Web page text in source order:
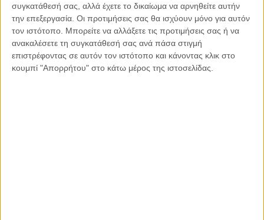
συγκατάθεσή σας, αλλά έχετε το δικαίωμα να αρνηθείτε αυτήν
την επεξεργασία. Οι προτιμήσεις σας θα ισχύουν μόνο για αυτόν
τον ιστότοπο. Μπορείτε να αλλάξετε τις προτιμήσεις σας ή να
ανακαλέσετε τη συγκατάθεσή σας ανά πάσα στιγμή
επιστρέφοντας σε αυτόν τον ιστότοπο και κάνοντας κλικ στο
κουμπί "Απορρήτου" στο κάτω μέρος της ιστοσελίδας.
Γιάννης Πανούσης
Μικροδιάβολοι ή άγουροι
εγκληματίες; – Άρθρο – παρέμβαση
στο Propago του Γιάννη Πανούση